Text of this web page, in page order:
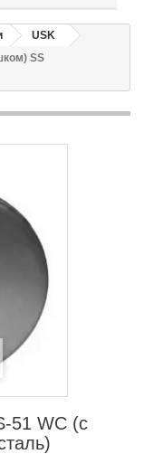
USK
SS
51 WC (с